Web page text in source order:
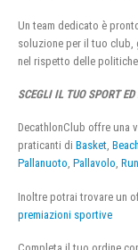
Un team dedicato è
soluzione per il tuo club,
nel rispetto delle politiche
SCEGLI IL TUO SPORT
DecathlonClub offre una
praticanti di Basket,
Pallanuoto, Pallavolo,
Inoltre potrai trovare un
premiazioni sportive